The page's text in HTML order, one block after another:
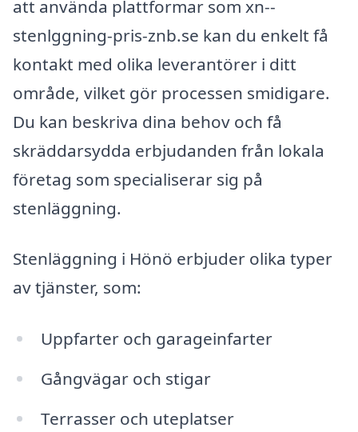
att använda plattformar som xn--
stenlggning-pris-znb.se kan du enkelt få
kontakt med olika leverantörer i ditt
område, vilket gör processen smidigare.
Du kan beskriva dina behov och få
skräddarsydda erbjudanden från lokala
företag som specialiserar sig på
stenläggning.
Stenläggning i Hönö erbjuder olika typer
av tjänster, som:
Uppfarter och garageinfarter
Gångvägar och stigar
Terrasser och uteplatser